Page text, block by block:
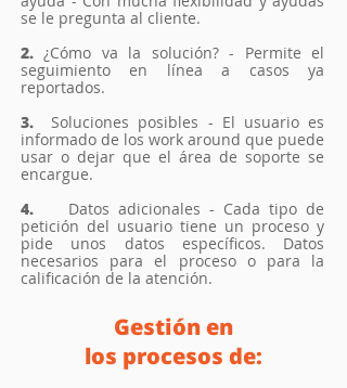
se le pregunta al cliente.
2.¿Cómo va la solución? - Permite el
seguimiento en línea a casos ya
reportados.
3. Soluciones posibles - El usuario es
informado de los work around que puede
usar o dejar que el área de soporte se
encargue.
4. Datos adicionales - Cada tipo de
petición del usuario tiene un proceso y
pide unos datos específicos. Datos
necesarios para el proceso o para la
calificación de la atención.
Gestión en
los procesos de: